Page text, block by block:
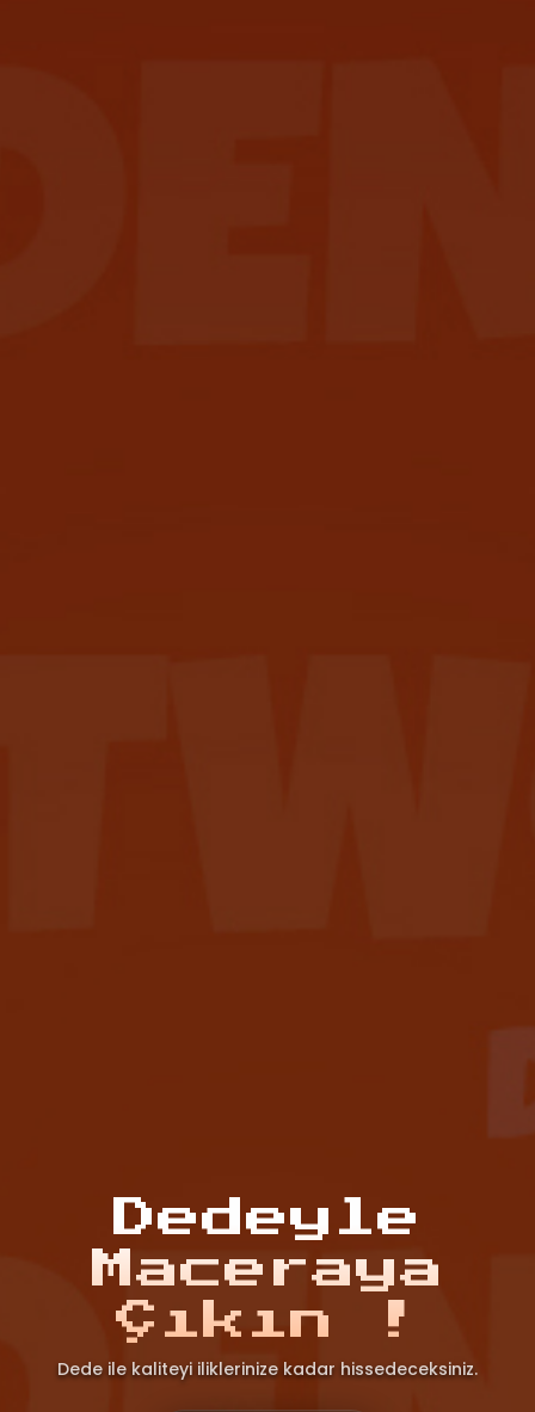
Dedeyle
Maceraya
Çıkın !
Dede ile kaliteyi iliklerinize kadar hissedeceksiniz.